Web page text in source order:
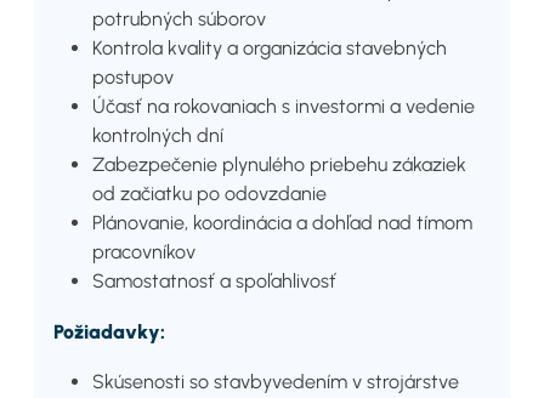
potrubných súborov
Kontrola kvality a organizácia stavebných
postupov
Účasť na rokovaniach s investormi a vedenie
kontrolných dní
Zabezpečenie plynulého priebehu zákaziek
od začiatku po odovzdanie
Plánovanie, koordinácia a dohľad nad tímom
pracovníkov
Samostatnosť a spoľahlivosť
Požiadavky:
Skúsenosti so stavbyvedením v strojárstve